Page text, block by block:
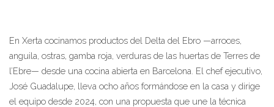
En Xerta cocinamos productos del Delta del Ebro —arroces,
anguila, ostras, gamba roja, verduras de las huertas de Terres de
l’Ebre— desde una cocina abierta en Barcelona. El chef ejecutivo,
José Guadalupe, lleva ocho años formándose en la casa y dirige
el equipo desde 2024, con una propuesta que une la técnica